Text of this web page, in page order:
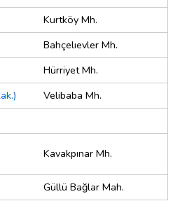
Kurtköy Mh.
Bahçelıevler Mh.
Hürriyet Mh.
Velibaba Mh.
Kavakpınar Mh.
Güllü Bağlar Mah.